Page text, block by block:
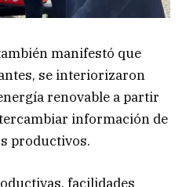
manifestó que
se interiorizaron
renovable a partir
información de
productivos.
facilidades